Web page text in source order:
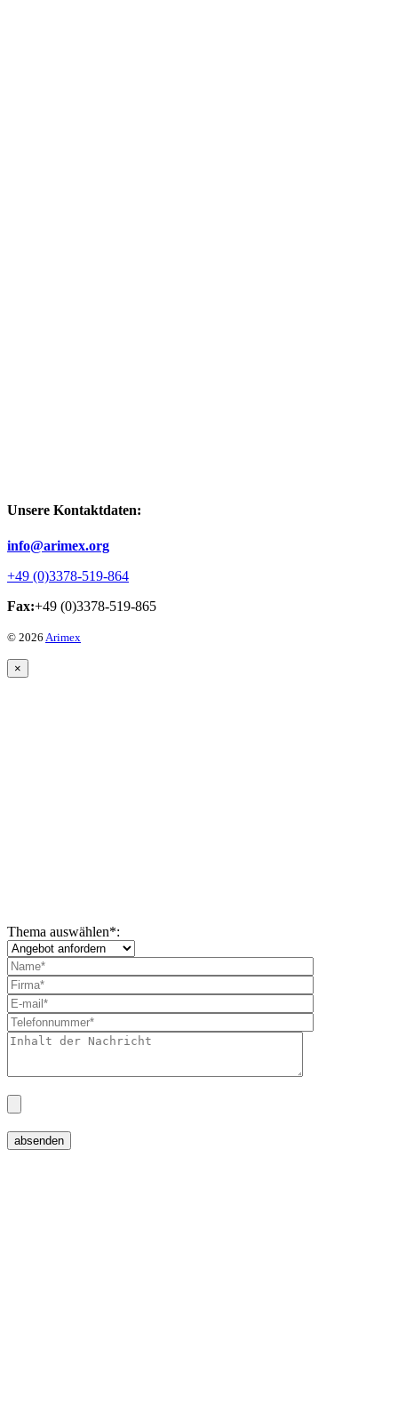
Unsere Kontaktdaten:
info@arimex.org
+49 (0)3378-519-864
Fax:+49 (0)3378-519-865
© 2026 Arimex
×
Thema auswählen*: